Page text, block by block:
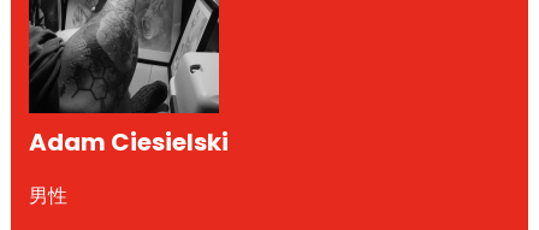
Adam Ciesielski
男性